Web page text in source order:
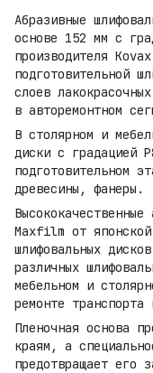
Абразивные
основе 152 мм с
производителя
подготовительной
слоев
в авторемонтном
В столярном и
диски с градацией
подготовительном
древесины, фанеры.
Maxfilm от
шлифовальных
различных
мебельном и
ремонте
Пленочная основа
краям, а
предотвращает его